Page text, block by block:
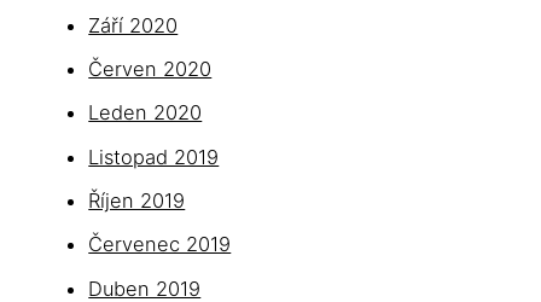
Září 2020
Červen 2020
Leden 2020
Listopad 2019
Říjen 2019
Červenec 2019
Duben 2019